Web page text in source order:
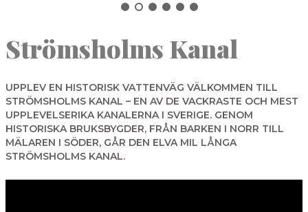
SALA
SKINNSKATTEBERG
SURAHAMMAR
VÄSTERÅS
Sök
Strömsholms Kanal
UPPLEV EN HISTORISK VATTENVÄG VÄLKOMMEN TILL
STRÖMSHOLMS KANAL – EN AV DE VACKRASTE OCH MEST
UPPLEVELSERIKA KANALERNA I SVERIGE. GENOM
HISTORISKA BRUKSBYGDER, FRÅN BARKEN I NORR TILL
MÄLAREN I SÖDER, GÅR DEN ELVA MIL LÅNGA
STRÖMSHOLMS KANAL.